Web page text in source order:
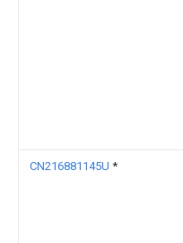
CN216881145U *